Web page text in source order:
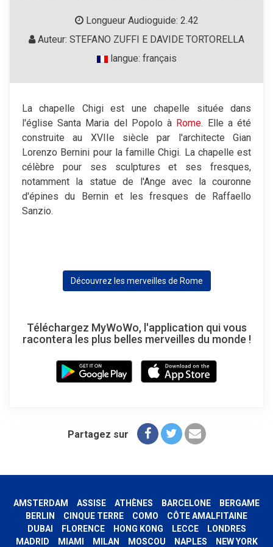
Longueur Audioguide: 2.42
Auteur: STEFANO ZUFFI E DAVIDE TORTORELLA
langue: français
La chapelle Chigi est une chapelle située dans
l'église Santa Maria del Popolo à Rome. Elle a été
construite au XVIIe siècle par l'architecte Gian
Lorenzo Bernini pour la famille Chigi. La chapelle est
célèbre pour ses sculptures et ses fresques,
notamment la statue de l'Ange avec la couronne
d'épines du Bernin et les fresques de Raffaello
Sanzio.
Découvrez les merveilles de Rome
Téléchargez MyWoWo, l'application qui vous
racontera les plus belles merveilles du monde !
Partagez sur
AMSTERDAM ASSISE ATHÈNES BARCELONE
BERGAME
BERLIN
CINQUE TERRE COMO
CÔTE AMALFITAINE
DUBAI
FLORENCE HONG KONG LECCE
LONDRES
MADRID
MIAMI MILAN MOSCOU NAPLES NEW YORK